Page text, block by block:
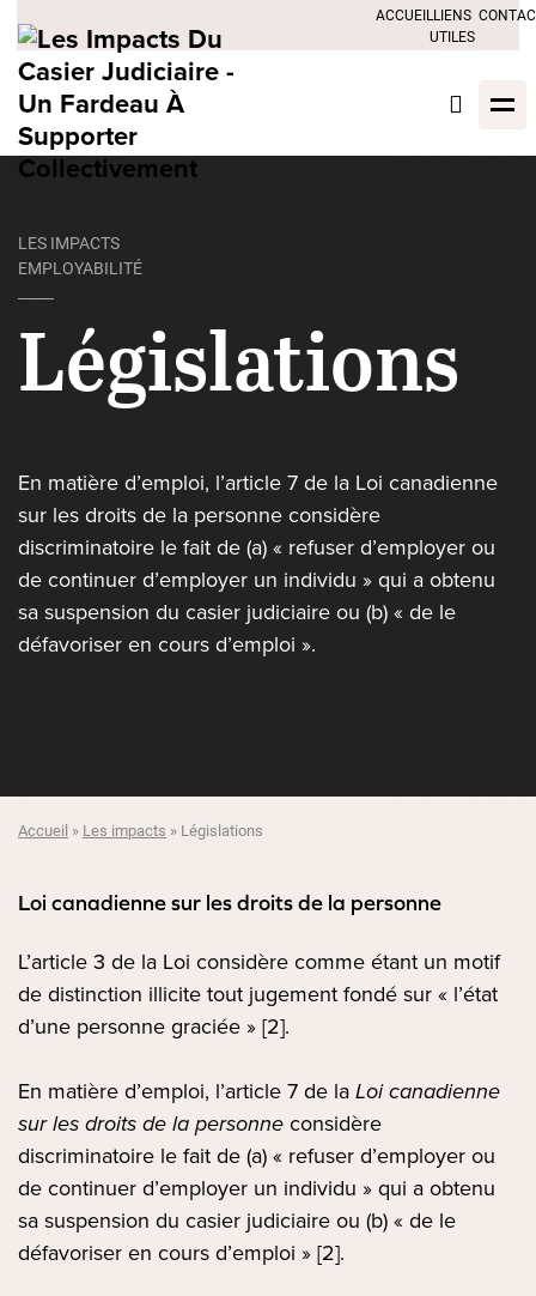
ACCUEIL LIENS
UTILES
LES IMPACTS
EMPLOYABILITÉ
Législations
En matière d’emploi, l’article 7 de la Loi canadienne
sur les droits de la personne considère
discriminatoire le fait de (a) « refuser d’employer ou
de continuer d’employer un individu » qui a obtenu
sa suspension du casier judiciaire ou (b) « de le
défavoriser en cours d’emploi ».
Accueil » Les impacts » Législations
Loi canadienne sur les droits de la personne
L’article 3 de la Loi considère comme étant un motif
de distinction illicite tout jugement fondé sur « l’état
d’une personne graciée » [2].
En matière d’emploi, l’article 7 de la Loi canadienne
sur les droits de la personne considère
discriminatoire le fait de (a) « refuser d’employer ou
de continuer d’employer un individu » qui a obtenu
sa suspension du casier judiciaire ou (b) « de le
défavoriser en cours d’emploi » [2].